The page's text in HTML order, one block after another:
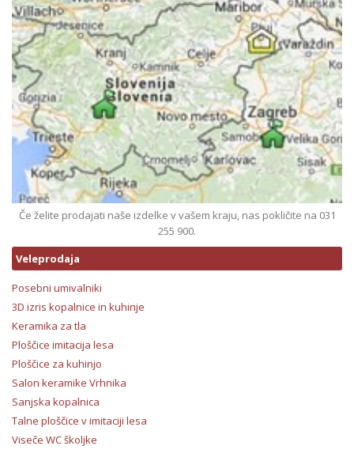
Če želite prodajati naše izdelke v vašem kraju, nas pokličite na 031
255 900.
Veleprodaja
Posebni umivalniki
3D izris kopalnice in kuhinje
Keramika za tla
Ploščice imitacija lesa
Ploščice za kuhinjo
Salon keramike Vrhnika
Sanjska kopalnica
Talne ploščice v imitaciji lesa
Viseče WC školjke